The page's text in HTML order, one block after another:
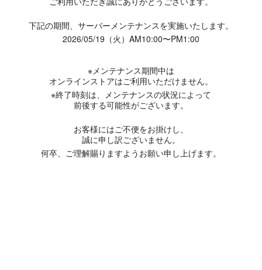
下記の期間、サーバーメンテナンスを実施いたします。
2026/05/19（火）AM10:00〜PM1:00
※メンテナンス期間中は
オンラインストアはご利用いただけません。
※終了時刻は、メンテナンスの状況によって
前後する可能性がございます。
お客様にはご不便をお掛けし、
誠に申し訳ございません。
何卒、ご理解賜りますようお願い申し上げます。